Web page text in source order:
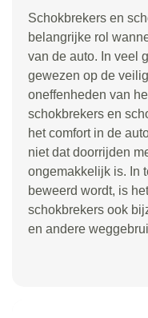
Schokbrekers en
belangrijke rol
van de auto. In veel
gewezen op de
oneffenheden van
schokbrekers en
het comfort in de
niet dat doorrijden
ongemakkelijk is. In
beweerd wordt, is
schokbrekers ook
en andere